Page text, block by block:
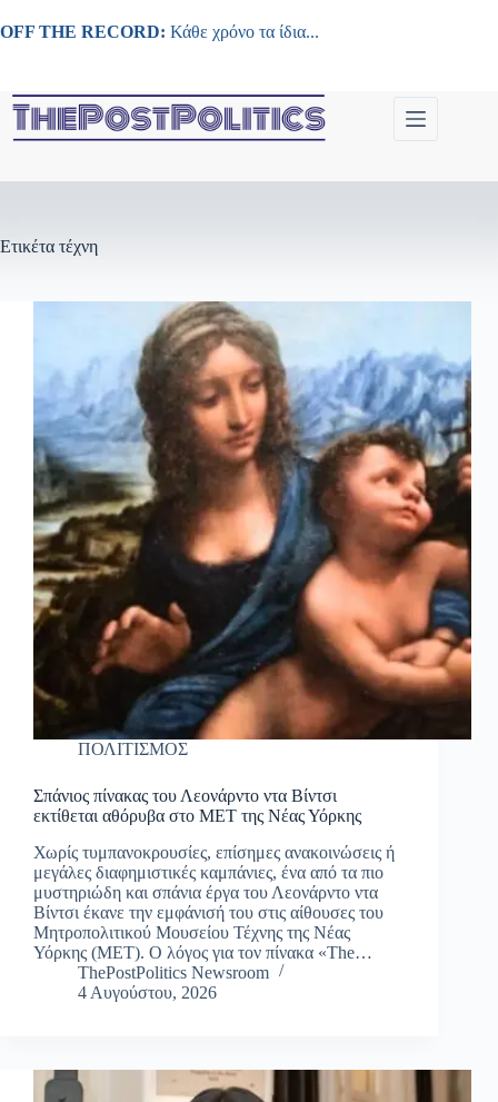
στο
OFF THE RECORD: Κάθε χρόνο τα ίδια...
Ετικέτα τέχνη
ΠΟΛΙΤΙΣΜΟΣ
Σπάνιος πίνακας του Λεονάρντο ντα Βίντσι
εκτίθεται αθόρυβα στο MET της Νέας Υόρκης
Χωρίς τυμπανοκρουσίες, επίσημες ανακοινώσεις ή
μεγάλες διαφημιστικές καμπάνιες, ένα από τα πιο
μυστηριώδη και σπάνια έργα του Λεονάρντο ντα
Βίντσι έκανε την εμφάνισή του στις αίθουσες του
Μητροπολιτικού Μουσείου Τέχνης της Νέας
Υόρκης (MET). Ο λόγος για τον πίνακα «The…
ThePostPolitics Newsroom
4 Αυγούστου, 2026